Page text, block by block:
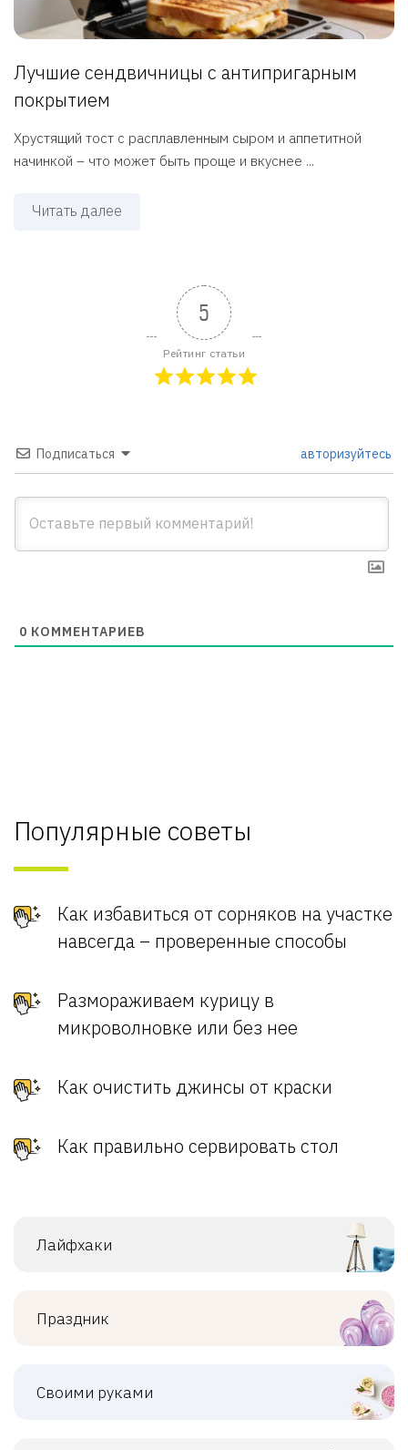
Лучшие сендвичницы с антипригарным
покрытием
Хрустящий тост с расплавленным сыром и аппетитной
начинкой – что может быть проще и вкуснее ...
Читать далее
5
Рейтинг статьи
Подписаться авторизуйтесь
0 КОММЕНТАРИЕВ
Популярные советы
Как избавиться от сорняков на участке
навсегда – проверенные способы
Размораживаем курицу в
микроволновке или без нее
Как очистить джинсы от краски
Как правильно сервировать стол
Лайфхаки
Праздник
Своими руками